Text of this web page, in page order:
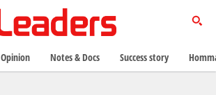
Opinion Notes & Docs Success story